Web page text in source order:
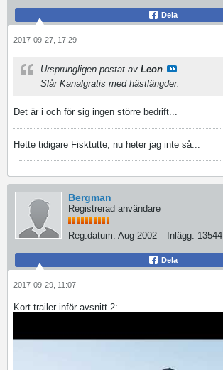
Dela
2017-09-27, 17:29
Ursprungligen postat av Leon
Slår Kanalgratis med hästlängder.
Det är i och för sig ingen större bedrift...
Hette tidigare Fisktutte, nu heter jag inte så...
Bergman
Registrerad användare
Reg.datum: Aug 2002 Inlägg: 13544
Dela
2017-09-29, 11:07
Kort trailer inför avsnitt 2: